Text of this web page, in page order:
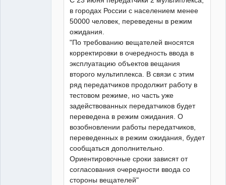
в городах России с населением менее
50000 человек, переведены в режим
ожидания.
"По требованию вещателей вносятся
корректировки в очередность ввода в
эксплуатацию объектов вещания
второго мультиплекса. В связи с этим
ряд передатчиков продолжит работу в
тестовом режиме, но часть уже
задействованных передатчиков будет
переведена в режим ожидания. О
возобновлении работы передатчиков,
переведенных в режим ожидания, будет
сообщаться дополнительно.
Ориентировочные сроки зависят от
согласования очередности ввода со
стороны вещателей"